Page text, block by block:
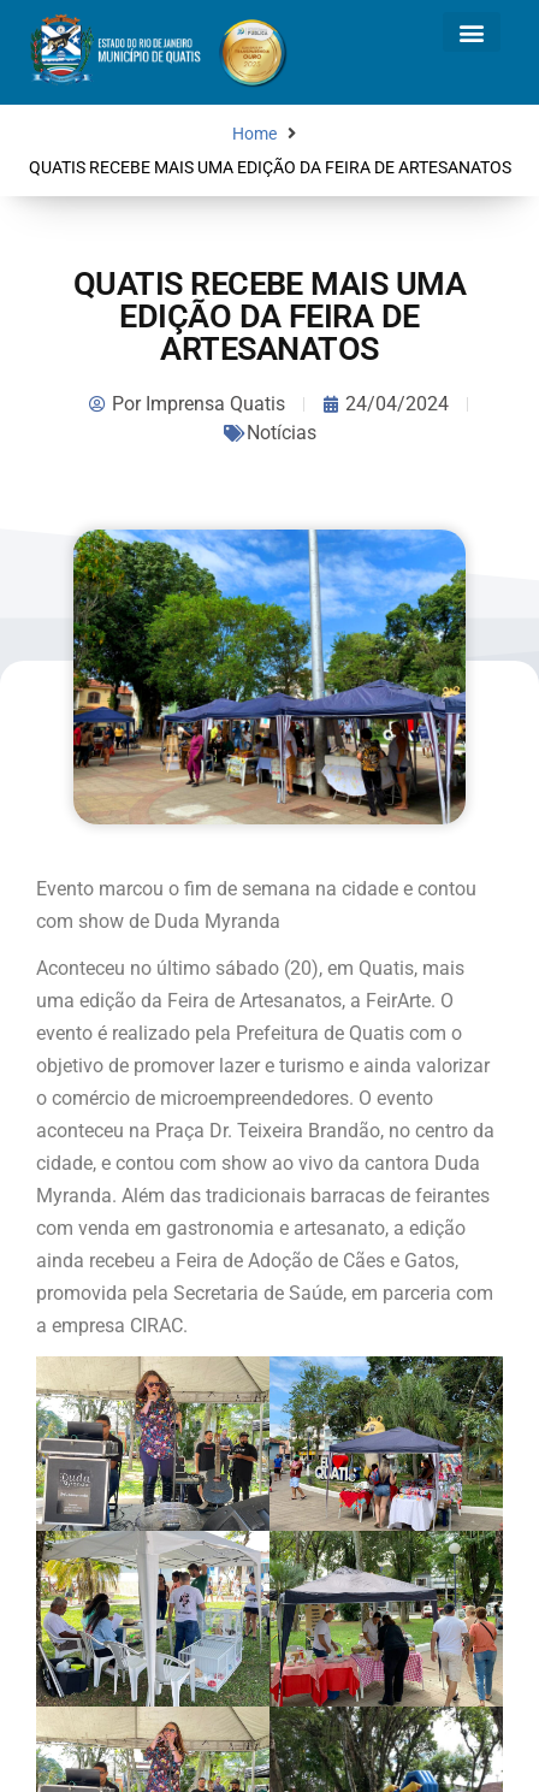
Home
QUATIS RECEBE MAIS UMA EDIÇÃO DA FEIRA DE ARTESANATOS
QUATIS RECEBE MAIS UMA
EDIÇÃO DA FEIRA DE
ARTESANATOS
PorImprensa Quatis
24/04/2024
Notícias
Evento marcou o fim de semana na cidade e contou
com show de Duda Myranda
Aconteceu no último sábado (20), em Quatis, mais
uma edição da Feira de Artesanatos, a FeirArte. O
evento é realizado pela Prefeitura de Quatis com o
objetivo de promover lazer e turismo e ainda valorizar
o comércio de microempreendedores. O evento
aconteceu na Praça Dr. Teixeira Brandão, no centro da
cidade, e contou com show ao vivo da cantora Duda
Myranda. Além das tradicionais barracas de feirantes
com venda em gastronomia e artesanato, a edição
ainda recebeu a Feira de Adoção de Cães e Gatos,
promovida pela Secretaria de Saúde, em parceria com
a empresa CIRAC.